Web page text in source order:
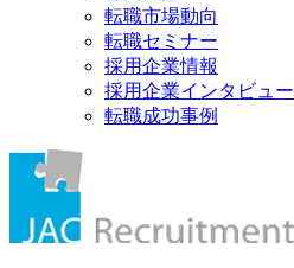
転職市場動向
転職セミナー
採用企業情報
採用企業インタビュー
転職成功事例